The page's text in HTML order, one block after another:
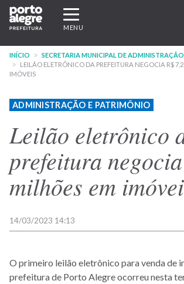
Pular
para
conteúdo
principal
Expandir/recolher
navegação
MENU
INÍCIO
SECRETARIA MUNICIPAL DE
LEILÃO ELETRÔNICO DA PREFEITURA NEGOCIA R$
IMÓVEIS
ADMINISTRAÇÃO E PATRIMÔNIO
Leilão eletrônico
prefeitura
milhões em
14/03/2023 14:13
O primeiro leilão eletrônico para venda de
prefeitura de Porto Alegre ocorreu nesta